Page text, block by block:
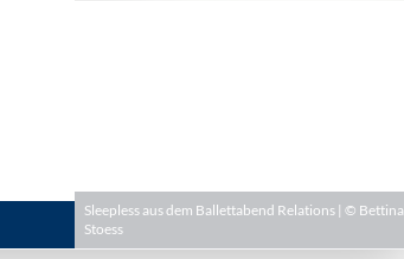
Sleepless aus dem Ballettabend Relations | © Bettina
Stoess